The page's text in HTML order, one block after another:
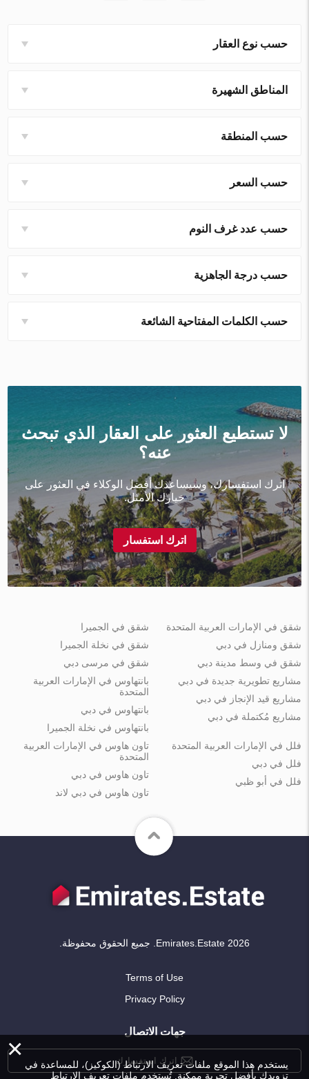
حسب نوع العقار
المناطق الشهيرة
حسب المنطقة
حسب السعر
حسب عدد غرف النوم
حسب درجة الجاهزية
حسب الكلمات المفتاحية الشائعة
لا تستطيع العثور على العقار الذي تبحث
عنه؟
اترك استفسارك، وسيساعدك أفضل الوكلاء في العثور على
خيارك الأمثل.
اترك استفسار
شقق في الإمارات العربية المتحدة
شقق ومنازل في دبي
شقق في وسط مدينة دبي
شقق في الجميرا
شقق في نخلة الجميرا
شقق في مرسى دبي
مشاريع تطويرية جديدة في دبي
مشاريع قيد الإنجاز في دبي
مشاريع مُكتملة في دبي
بانتهاوس في الإمارات العربية
المتحدة
بانتهاوس في دبي
بانتهاوس في نخلة الجميرا
فلل في الإمارات العربية المتحدة
فلل في دبي
فلل في أبو ظبي
تاون هاوس في الإمارات العربية
المتحدة
تاون هاوس في دبي
تاون هاوس في دبي لاند
Emirates.Estate 2026. جميع الحقوق محفوظة.
Terms of Use
Privacy Policy
جهات الاتصال
اترك استفسارك ×
يستخدم هذا الموقع ملفات تعريف الارتباط (الكوكيز)، للمساعدة في
تزويدك بأفضل تجربة ممكنة. تُستخدم ملفات تعريف الارتباط